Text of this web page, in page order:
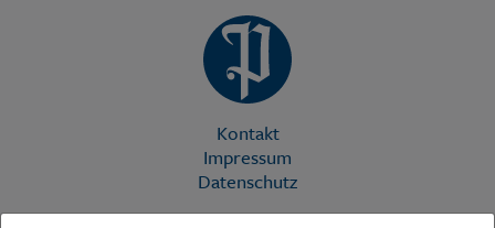
Kontakt
Impressum
Datenschutz